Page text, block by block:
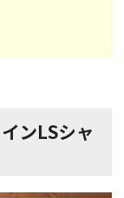
ンLSシャ